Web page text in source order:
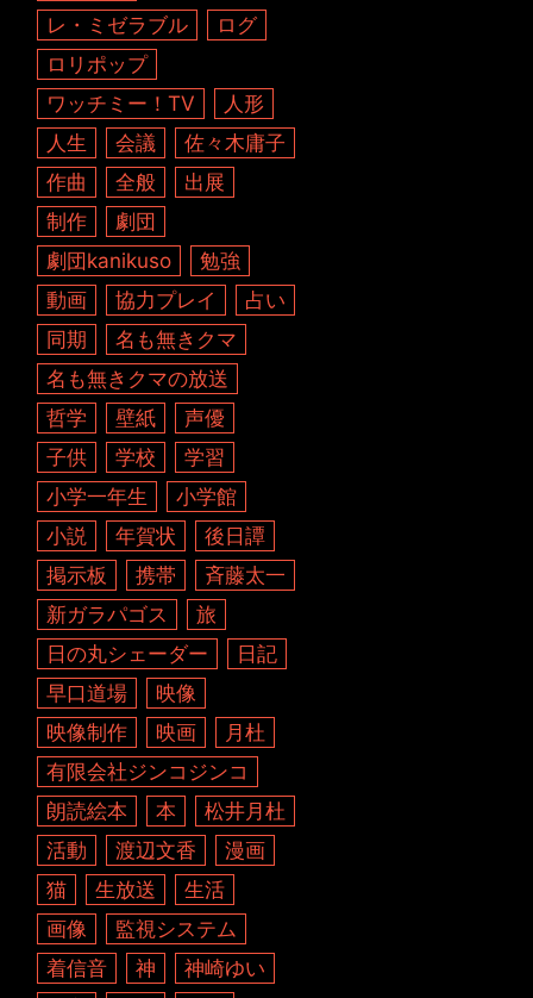
レ・ミゼラブル
ログ
ロリポップ
ワッチミー！TV
人形
人生
会議
佐々木庸子
作曲
全般
出展
制作
劇団
劇団kanikuso
勉強
動画
協力プレイ
占い
同期
名も無きクマ
名も無きクマの放送
哲学
壁紙
声優
子供
学校
学習
小学一年生
小学館
小説
年賀状
後日譚
掲示板
携帯
斉藤太一
新ガラパゴス
旅
日の丸シェーダー
日記
早口道場
映像
映像制作
映画
月杜
有限会社ジンコジンコ
朗読絵本
本
松井月杜
活動
渡辺文香
漫画
猫
生放送
生活
画像
監視システム
着信音
神
神崎ゆい